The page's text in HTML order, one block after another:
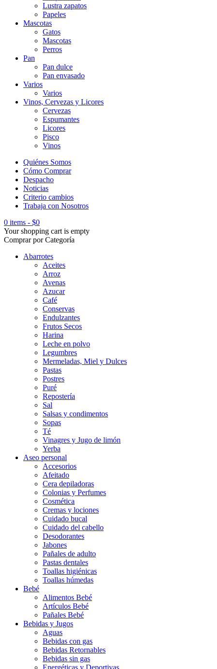
Lustra zapatos
Papeles
Mascotas
Gatos
Mascotas
Perros
Pan
Pan dulce
Pan envasado
Varios
Varios
Vinos, Cervezas y Licores
Cervezas
Espumantes
Licores
Pisco
Vinos
Quiénes Somos
Cómo Comprar
Despacho
Noticias
Criterio cambios
Trabaja con Nosotros
0 items - $0
Your shopping cart is empty
Comprar por Categoría
Abarrotes
Aceites
Arroz
Avenas
Azucar
Café
Conservas
Endulzantes
Frutos Secos
Harina
Leche en polvo
Legumbres
Mermeladas, Miel y Dulces
Pastas
Postres
Puré
Repostería
Sal
Salsas y condimentos
Sopas
Té
Vinagres y Jugo de limón
Yerba
Aseo personal
Accesorios
Afeitado
Cera depiladoras
Colonias y Perfumes
Cosmética
Cremas y lociones
Cuidado bucal
Cuidado del cabello
Desodorantes
Jabones
Pañales de adulto
Pastas dentales
Toallas higiénicas
Toallas húmedas
Bebé
Alimentos Bebé
Artículos Bebé
Pañales Bebé
Bebidas y Jugos
Aguas
Bebidas con gas
Bebidas Retornables
Bebidas sin gas
Energéticas y Deportivas